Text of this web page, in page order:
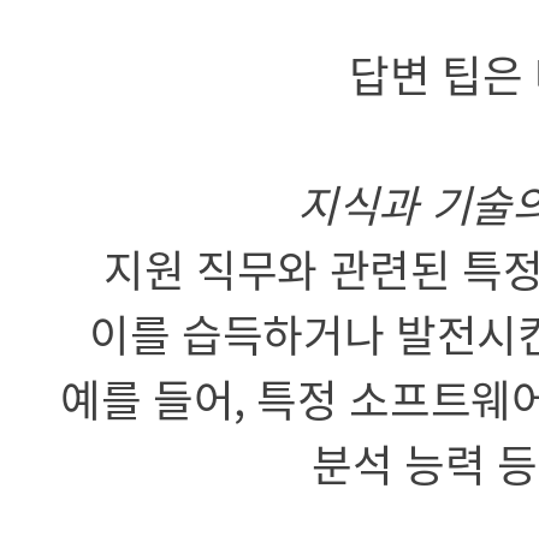
답변 팁
지식과 기술
지원 직무와 관련된 특
이를 습득하거나 발전
예를 들어, 특정 소프트웨
분석 능력